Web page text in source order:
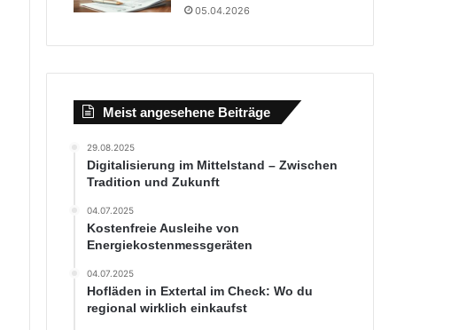
05.04.2026
Meist angesehene Beiträge
29.08.2025
Digitalisierung im Mittelstand – Zwischen
Tradition und Zukunft
04.07.2025
Kostenfreie Ausleihe von
Energiekostenmessgeräten
04.07.2025
Hofläden in Extertal im Check: Wo du
regional wirklich einkaufst